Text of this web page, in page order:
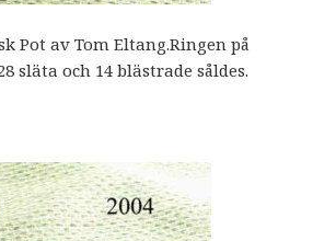
Pot av Tom Eltang.Ringen på
släta och 14 blästrade såldes.